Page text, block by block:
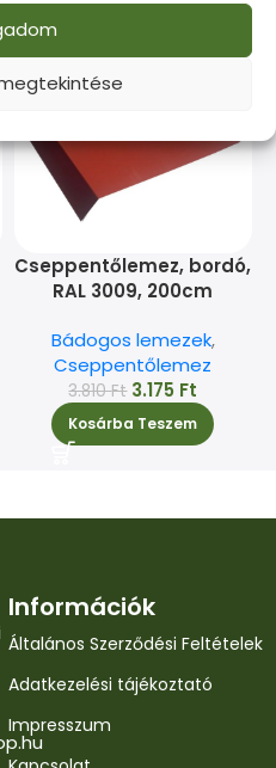
-17% AKCIÓ
Cseppentőlemez, bordó,
RAL 3009, 200cm
Bádogos lemezek,
Cseppentőlemez
3.810Ft 3.175 Ft
Kosárba Teszem
Információk
Általános Szerződési Feltételek
Adatkezelési tájékoztató
Impresszum